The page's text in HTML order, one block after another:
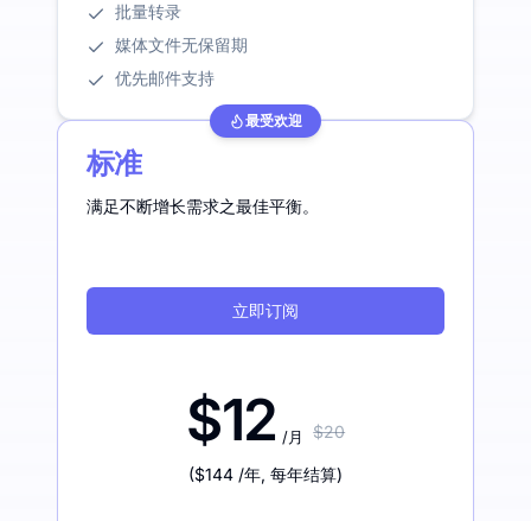
批量转录
媒体文件无保留期
优先邮件支持
最受欢迎
标准
满足不断增长需求之最佳平衡。
立即订阅
$12 /月 $20
($144 /年, 每年结算)